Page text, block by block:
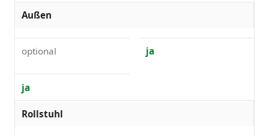
Außen
optional ja
ja
Rollstuhl